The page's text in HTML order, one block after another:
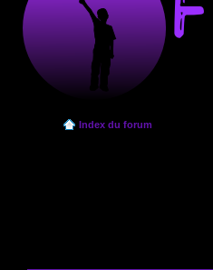
Index du forum